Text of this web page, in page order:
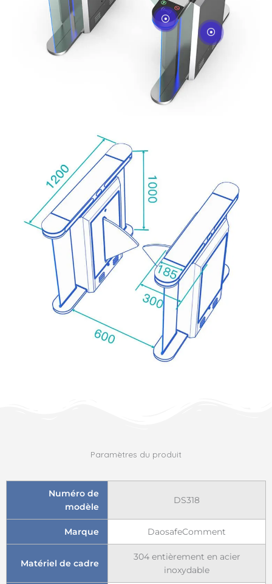
Paramètres du produit
Numéro de
modèle
DS318
Marque DaosafeComment
Matériel de cadre
304 entièrement en acier
inoxydable